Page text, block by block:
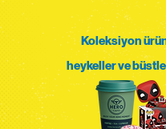
Koleksiyon
heykeller ve